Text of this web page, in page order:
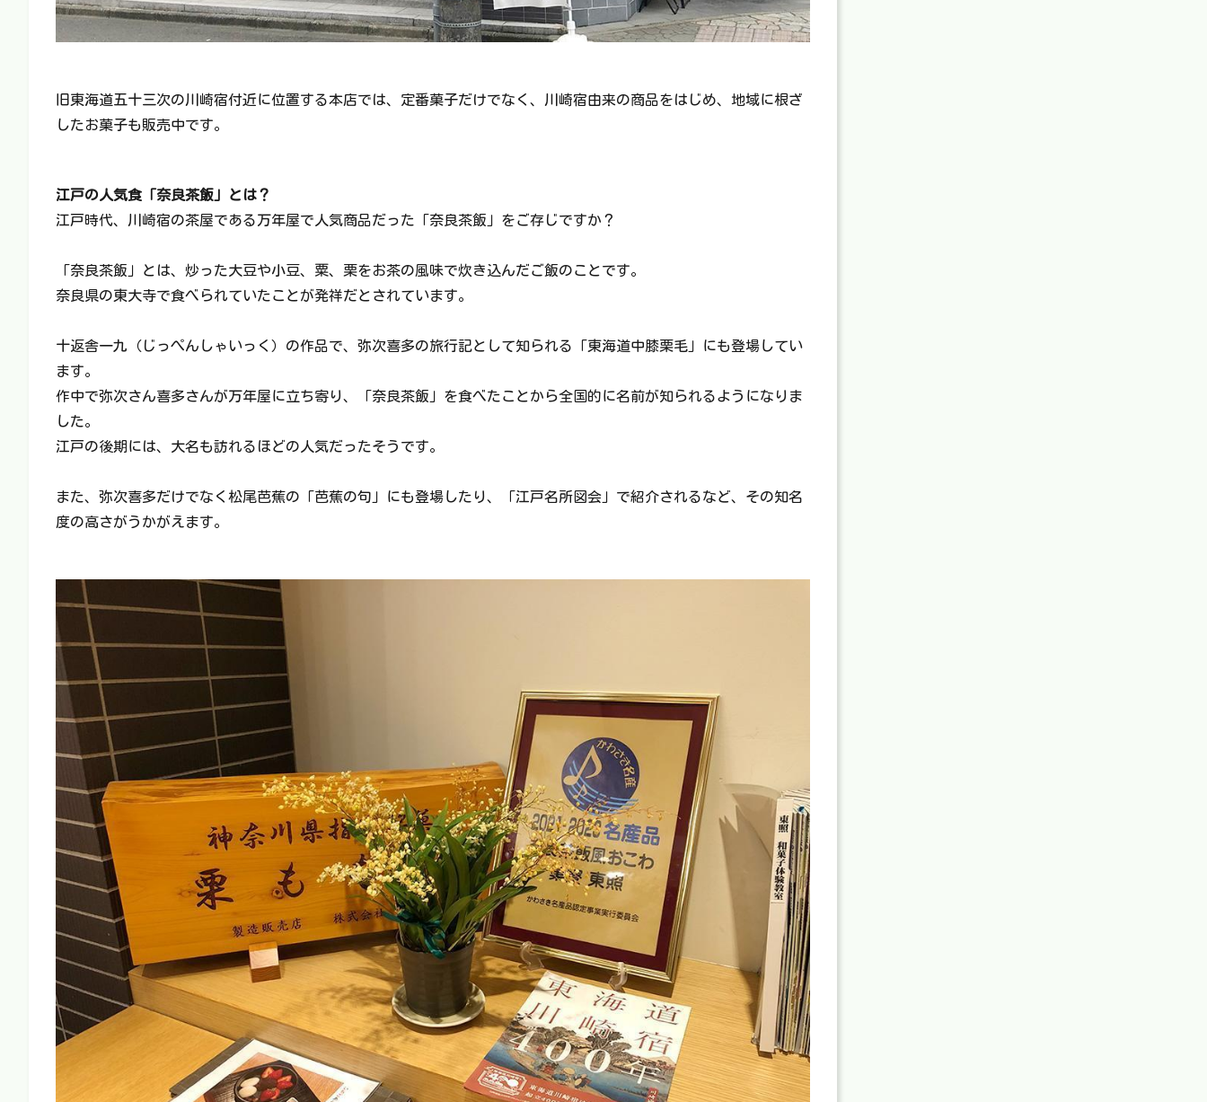
旧東海道五十三次の川崎宿付近に位置する本店では、定番菓子だけでなく、川崎宿由来の商品をはじめ、地域に根ざ
したお菓子も販売中です。
江戸の人気食「奈良茶飯」とは？
江戸時代、川崎宿の茶屋である万年屋で人気商品だった「奈良茶飯」をご存じですか？
「奈良茶飯」とは、炒った大豆や小豆、粟、栗をお茶の風味で炊き込んだご飯のことです。
奈良県の東大寺で食べられていたことが発祥だとされています。
十返舎一九（じっぺんしゃいっく）の作品で、弥次喜多の旅行記として知られる「東海道中膝栗毛」にも登場してい
ます。
作中で弥次さん喜多さんが万年屋に立ち寄り、「奈良茶飯」を食べたことから全国的に名前が知られるようになりま
した。
江戸の後期には、大名も訪れるほどの人気だったそうです。
また、弥次喜多だけでなく松尾芭蕉の「芭蕉の句」にも登場したり、「江戸名所図会」で紹介されるなど、その知名
度の高さがうかがえます。